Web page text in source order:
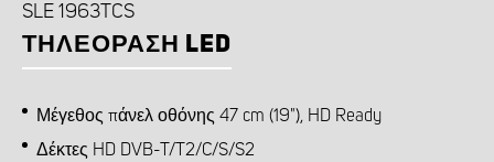
SLE 1963TCS
ΤΗΛΕΌΡΑΣΗ LED
Μέγεθος πάνελ οθόνης 47 cm (19"), HD Ready
Δέκτες HD DVB-T/T2/C/S/S2